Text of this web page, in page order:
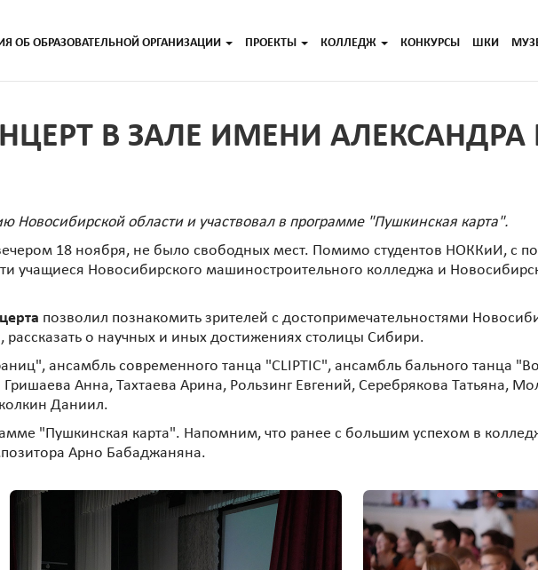
ОБ ОБРАЗОВАТЕЛЬНОЙ ОРГАНИЗАЦИИ ПРОЕКТЫ КОЛЛЕДЖ КОНКУРСЫ ШКИ
В ЗАЛЕ ИМЕНИ
Новосибирской области и участвовал в программе "Пушкинская карта".
18 ноября, не было свободных мест. Помимо студентов НОККиИ, с
учащиеся Новосибирского машиностроительного колледжа и
позволил познакомить зрителей с достопримечательностями
о научных и иных достижениях столицы Сибири.
ансамбль современного танца "CLIPTIC", ансамбль бального танца
Гришаева Анна, Тахтаева Арина, Рользинг Евгений, Серебрякова Татьяна,
Даниил.
"Пушкинская карта". Напомним, что ранее с большим успехом в
Арно Бабаджаняна.